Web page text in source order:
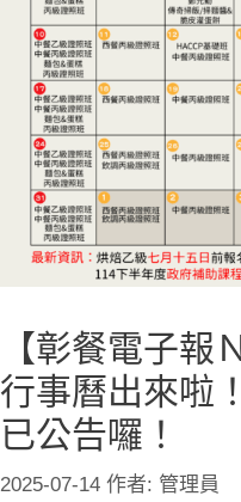
【彰餐電子報
行事曆出來啦
已公告囉！
2025-07-14 作者: 管理員